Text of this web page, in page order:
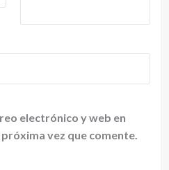
electrónico y web en
vez que comente.